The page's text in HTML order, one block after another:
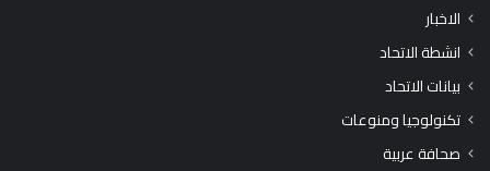
الاخبار
انشطة الاتحاد
بيانات الاتحاد
تكنولوجيا ومنوعات
صحافة عربية